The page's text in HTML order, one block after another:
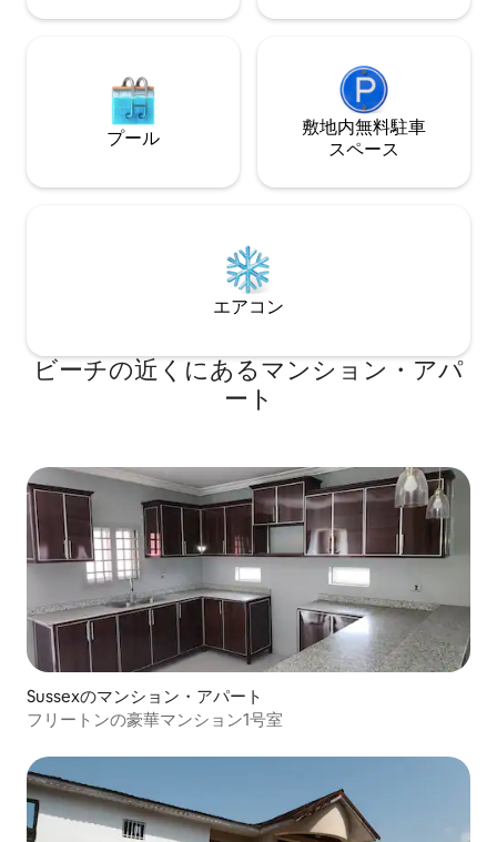
プール
敷地内無料駐⁠車
ス⁠ペ⁠ー⁠ス
エアコン
ビーチの近くにあるマンション・アパ
ート
Sussexのマンション・アパート
フリートンの豪華マンション1号室